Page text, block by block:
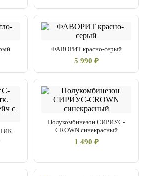
ФАВОРИТ красно-серый
5 990 ₽
Полукомбинезон СИРИУС-
CROWN синекрасный
1 490 ₽